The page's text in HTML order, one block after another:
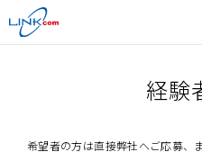
経験
希望者の方は直接弊社へご応募、